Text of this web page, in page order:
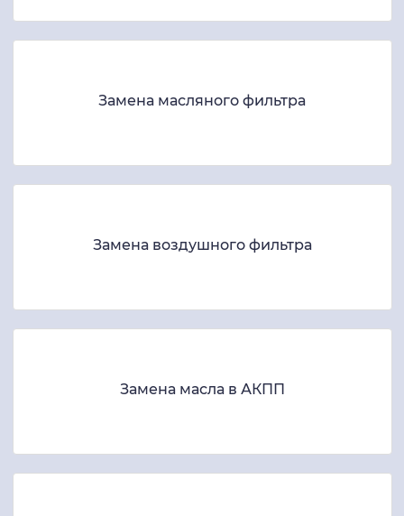
Замена масляного фильтра
Замена воздушного фильтра
Замена масла в АКПП